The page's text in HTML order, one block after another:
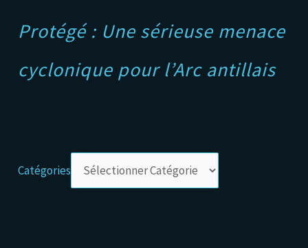
Protégé : Une sérieuse menace
cyclonique pour l’Arc antillais
Catégories